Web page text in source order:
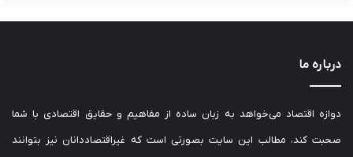
درباره ما
دوازه اقتصاد می‌خواهد به زبان ساده از مفاهیم و حقایق اقتصادی با شما
صحبت کند، مطالب این سایت بصورتی است که غیراقتصاددانان نیز بتوانند